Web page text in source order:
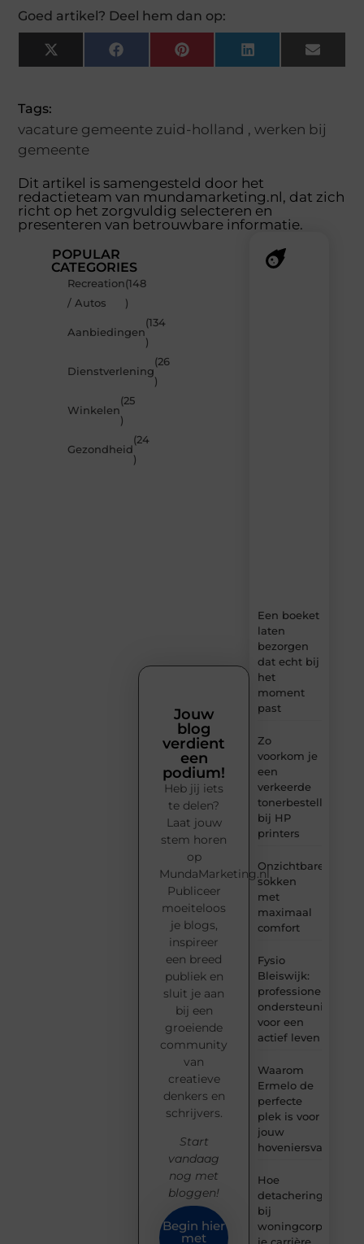
Goed artikel? Deel hem dan op:
X
(Twitter)
FacebookPinterestLinkedInEmail
Tags:
vacature gemeente zuid-holland ,werken bij
gemeente
Dit artikel is samengesteld door het
redactieteam van mundamarketing.nl, dat zich
richt op het zorgvuldig selecteren en
presenteren van betrouwbare informatie.
POPULAR
CATEGORIES
Recreation
/ Autos
(148
)
Aanbiedingen
(134
)
Dienstverlening
(26
)
Winkelen
(25
)
Gezondheid
(24
)
Een boeket
laten
bezorgen
dat echt bij
het
moment
past
Zo
voorkom je
een
verkeerde
tonerbestelling
bij HP
printers
Onzichtbare
sokken
met
maximaal
comfort
Fysio
Bleiswijk:
professionele
ondersteuning
voor een
actief leven
Waarom
Ermelo de
perfecte
plek is voor
jouw
Hoe
detachering
bij
woningcorporaties
Jouw
blog
verdient
een
podium!
Heb jij iets
te delen?
Laat jouw
stem horen
op
MundaMarketing.nl.
Publiceer
moeiteloos
je blogs,
inspireer
een breed
publiek en
sluit je aan
bij een
groeiende
community
van
creatieve
denkers en
schrijvers.
Start
vandaag
nog met
bloggen!
Begin hier
met